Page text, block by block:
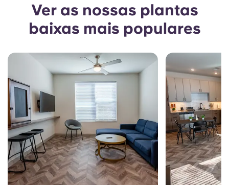
Ver as nossas plantas
baixas mais populares